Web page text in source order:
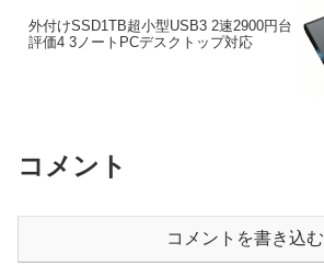
外付けSSD1TB超小型USB3 2速2900円台
評価4 3ノートPCデスクトップ対応
コメント
コメントを書き込む